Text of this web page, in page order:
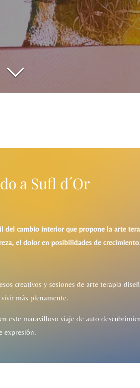
a Sufl d´Or
del cambio interior que propone la arte
el dolor en posibilidades de
creativos y sesiones de arte terapia
más plenamente.
este maravilloso viaje de auto
expresión.